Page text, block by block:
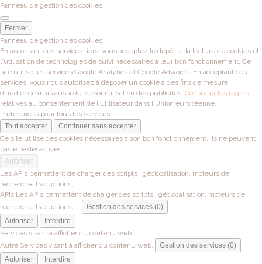
Panneau de gestion des cookies
Fermer
Panneau de gestion des cookies
En autorisant ces services tiers, vous acceptez le dépôt et la lecture de cookies et
l'utilisation de technologies de suivi nécessaires à leur bon fonctionnement. Ce
site utilise les services Google Analytics et Google Adwords. En acceptant ces
services, vous nous autorisez à déposer un cookie à des fins de mesure
d'audience mais aussi de personnalisation des publicités. Consulter les règles
relatives au consentement de l'utilisateur dans l'Union européenne.
Préférences pour tous les services
Tout accepter
Continuer sans accepter
Ce site utilise des cookies nécessaires à son bon fonctionnement. Ils ne peuvent
pas être désactivés.
Autoriser
Les APIs permettent de charger des scripts : géolocalisation, moteurs de
recherche, traductions, ...
APIs Les APIs permettent de charger des scripts : géolocalisation, moteurs de
recherche, traductions, ...
Gestion des services (0)
Autoriser
Interdire
Services visant à afficher du contenu web.
Autre Services visant à afficher du contenu web.
Gestion des services (0)
Autoriser
Interdire